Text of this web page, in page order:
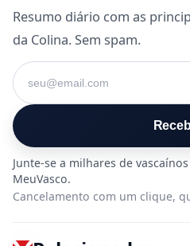
Resumo diário com as
da Colina. Sem spam.
Seu e-mail
Cancelamento com um clique,